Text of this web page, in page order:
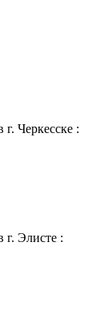
Черкесске :
г. Элисте :